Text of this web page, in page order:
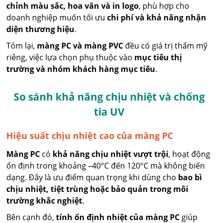
chỉnh màu sắc, hoa văn và in logo, phù hợp cho
doanh nghiệp muốn tối ưuchi phí và khả năng nhận
diện thương hiệu.
Tóm lại, màng PC và màng PVC đều có giá trị thẩm mỹ
riêng, việc lựa chọn phụ thuộc vào mục tiêu thị
trường và nhóm khách hàng mục tiêu.
So sánh khả năng chịu nhiệt và chống
tia UV
Hiệu suất chịu nhiệt cao của màng PC
Màng PC có khả năng chịu nhiệt vượt trội, hoạt động
ổn định trong khoảng –40°C đến 120°C mà không biến
dạng. Đây là ưu điểm quan trọng khi dùng cho bao bì
chịu nhiệt, tiệt trùng hoặc bảo quản trong môi
trường khắc nghiệt.
Bên cạnh đó,tính ổn định nhiệt của màng PC giúp